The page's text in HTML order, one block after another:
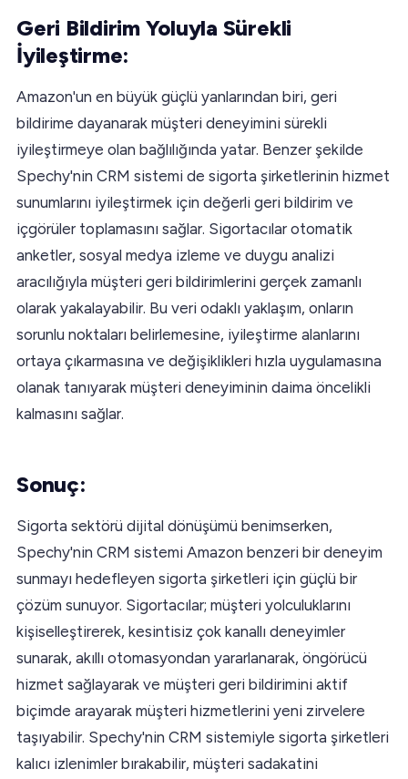
Geri Bildirim Yoluyla Sürekli
İyileştirme:
Amazon'un en büyük güçlü yanlarından biri, geri
bildirime dayanarak müşteri deneyimini sürekli
iyileştirmeye olan bağlılığında yatar. Benzer şekilde
Spechy'nin CRM sistemi de sigorta şirketlerinin hizmet
sunumlarını iyileştirmek için değerli geri bildirim ve
içgörüler toplamasını sağlar. Sigortacılar otomatik
anketler, sosyal medya izleme ve duygu analizi
aracılığıyla müşteri geri bildirimlerini gerçek zamanlı
olarak yakalayabilir. Bu veri odaklı yaklaşım, onların
sorunlu noktaları belirlemesine, iyileştirme alanlarını
ortaya çıkarmasına ve değişiklikleri hızla uygulamasına
olanak tanıyarak müşteri deneyiminin daima öncelikli
kalmasını sağlar.
Sonuç:
Sigorta sektörü dijital dönüşümü benimserken,
Spechy'nin CRM sistemi Amazon benzeri bir deneyim
sunmayı hedefleyen sigorta şirketleri için güçlü bir
çözüm sunuyor. Sigortacılar; müşteri yolculuklarını
kişiselleştirerek, kesintisiz çok kanallı deneyimler
sunarak, akıllı otomasyondan yararlanarak, öngörücü
hizmet sağlayarak ve müşteri geri bildirimini aktif
biçimde arayarak müşteri hizmetlerini yeni zirvelere
taşıyabilir. Spechy'nin CRM sistemiyle sigorta şirketleri
kalıcı izlenimler bırakabilir, müşteri sadakatini